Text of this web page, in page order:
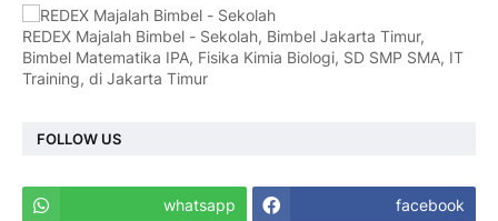
REDEX Majalah Bimbel - Sekolah, Bimbel Jakarta Timur,
Bimbel Matematika IPA, Fisika Kimia Biologi, SD SMP SMA, IT
Training, di Jakarta Timur
FOLLOW US
whatsapp facebook